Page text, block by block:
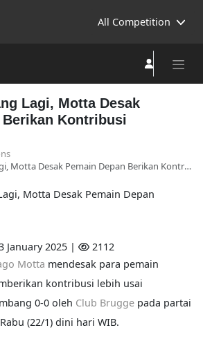
All Competition
Lagi, Motta Desak
Berikan Kontribusi
Motta Desak Pemain Depan Berikan Kontribusi
January 2025 |
2112
Motta mendesak para pemain
kontribusi lebih usai
0-0 oleh Club Brugge pada partai
(22/1) dini hari WIB.